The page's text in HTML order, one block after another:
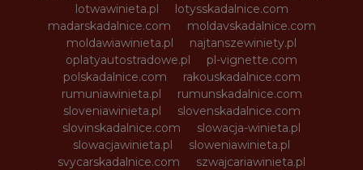
lotwawinieta.pl
lotysskadalnice.com
madarskadalnice.com
moldavskadalnice.com
moldawiawinieta.pl
najtanszewiniety.pl
oplatyautostradowe.pl
pl-vignette.com
polskadalnice.com
rakouskadalnice.com
rumuniawinieta.pl
rumunskadalnice.com
sloveniawinieta.pl
slovenskadalnice.com
slovinskadalnice.com
slowacja-winieta.pl
slowacjawinieta.pl
sloweniawinieta.pl
svycarskadalnice.com
szwajcariawinieta.pl